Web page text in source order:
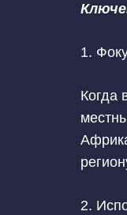
1.
Когда
2.